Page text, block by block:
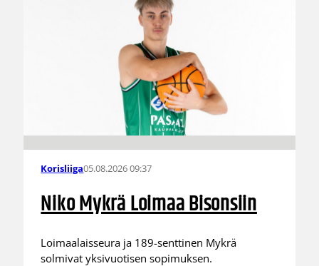
Korisliiga05.08.2026 09:37
Niko Mykrä Loimaa Bisonsiin
Loimaalaisseura ja 189-senttinen Mykrä
solmivat yksivuotisen sopimuksen.